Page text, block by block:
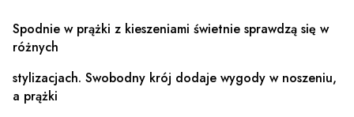
Spodnie w prążki z kieszeniami świetnie sprawdzą się w
różnych
stylizacjach. Swobodny krój dodaje wygody w noszeniu,
a prążki